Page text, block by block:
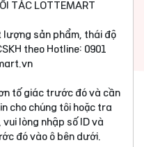
TÁC LOTTEMART
lượng sản phẩm, thái độ
theo Hotline: 0901
tố giác trước đó và cần
cho chúng tôi hoặc tra
lòng nhập số ID và
đó vào ô bên dưới.